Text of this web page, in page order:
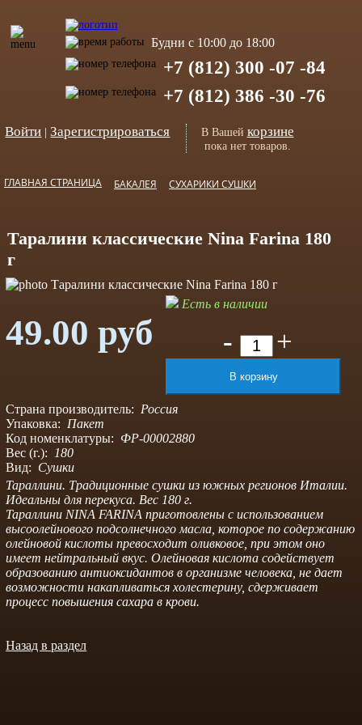
Будни с 10:00 до 18:00
+7 (812) 300 -07 -84
+7 (812) 386 -30 -76
Войти |Зарегистрироваться В Вашей корзине
пока нет товаров.
ГЛАВНАЯ СТРАНИЦА БАКАЛЕЯ СУХАРИКИ СУШКИ
Таралини классические Nina Farina 180
г
49.00 руб
Есть в наличии
- +
Страна производитель: Россия
Упаковка: Пакет
Код номенклатуры: ФР-00002880
Вес (г.):
180
Вид: Сушки
Тараллини. Традиционные сушки из южных регионов Италии.
Идеальны для перекуса. Вес 180 г.
Тараллини NINA FARINA приготовлены с использованием
высоолейнового подсолнечного масла, которое по содержанию
олейновой кислоты превосходит оливковое, при этом оно
имеет нейтральный вкус. Олейновая кислота содействует
образованию антиоксидантов в организме человека, не дает
возможности накапливаться холестерину, сдерживает
процесс повышения сахара в крови.
Назад в раздел